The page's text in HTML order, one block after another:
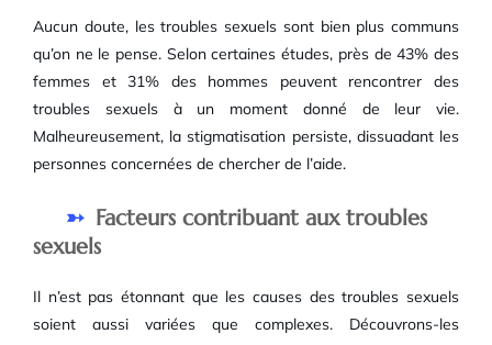
Aucun doute, les troubles sexuels sont bien plus communs
qu’on ne le pense. Selon certaines études, près de 43% des
femmes et 31% des hommes peuvent rencontrer des
troubles sexuels à un moment donné de leur vie.
Malheureusement, la stigmatisation persiste, dissuadant les
personnes concernées de chercher de l’aide.
Facteurs contribuant aux troubles
sexuels
Il n’est pas étonnant que les causes des troubles sexuels
soient aussi variées que complexes. Découvrons-les